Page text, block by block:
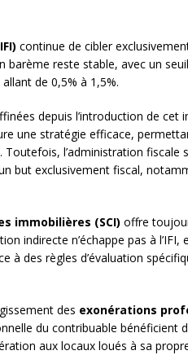
continue de cibler
reste stable, avec un
de 0,5% à 1,5%.
depuis l’introduction de cet
une stratégie efficace,
l’administration fiscale
but exclusivement fiscal,
immobilières (SCI) offre
indirecte n’échappe pas à
à des règles d’évaluation
des exonérations
du contribuable bénéficient
aux locaux loués à sa